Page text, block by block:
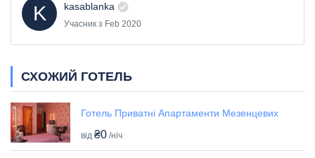
K kasablanka
Учасник з Feb 2020
СХОЖИЙ ГОТЕЛЬ
Готель Приватні Апартаменти Мезенцевих
від ₴0 /ніч